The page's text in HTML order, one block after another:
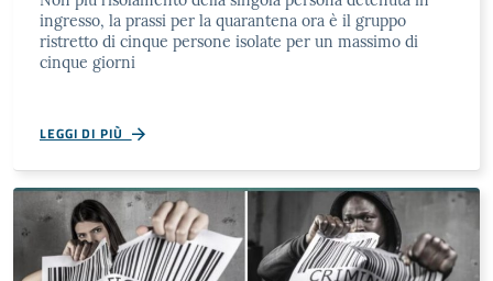
ingresso, la prassi per la quarantena ora è il gruppo
ristretto di cinque persone isolate per un massimo di
cinque giorni
LEGGI DI PIÙ